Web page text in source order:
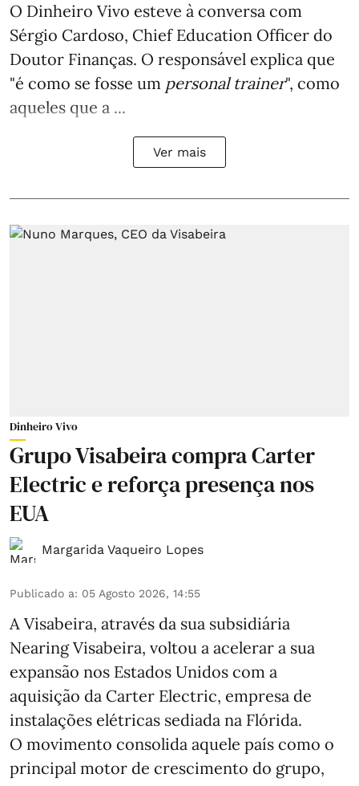
O Dinheiro Vivo esteve à conversa com
Sérgio Cardoso, Chief Education Officer do
Doutor Finanças. O responsável explica que
"é como se fosse um personal trainer", como
aqueles que a ...
Ver mais
Dinheiro Vivo
Grupo Visabeira compra Carter
Electric e reforça presença nos
EUA
Margarida Vaqueiro Lopes
Publicado a: 05 Agosto 2026, 14:55
A Visabeira, através da sua subsidiária
Nearing Visabeira, voltou a acelerar a sua
expansão nos Estados Unidos com a
aquisição da Carter Electric, empresa de
instalações elétricas sediada na Flórida.
O movimento consolida aquele país como o
principal motor de crescimento do grupo,